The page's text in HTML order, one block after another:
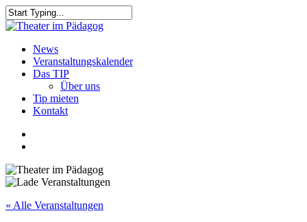
Skip
to
content
Close
search
Menu
News
Veranstaltungskalender
Das TIP
Über uns
Tip mieten
Kontakt
« Alle Veranstaltungen